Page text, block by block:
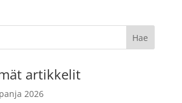
artikkelit
2026